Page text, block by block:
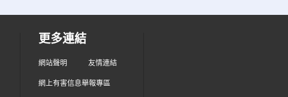
更多連結
網站聲明 友情連結
網上有害信息舉報專區